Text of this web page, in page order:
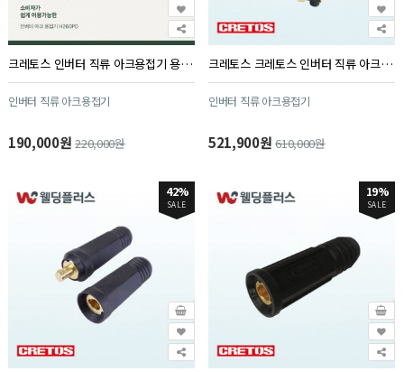
크레토스 인버터 직류 아크용접기 용접기 H260PD (1대/PK)
인버터 직류 아크용접기
190,000원220,000원
크레토스 크레토스 인버터 직류 아크용접기 용접기 H300 (1대/PK)
인버터 직류 아크용접기
521,900원610,000원
42%
SALE
19%
SALE